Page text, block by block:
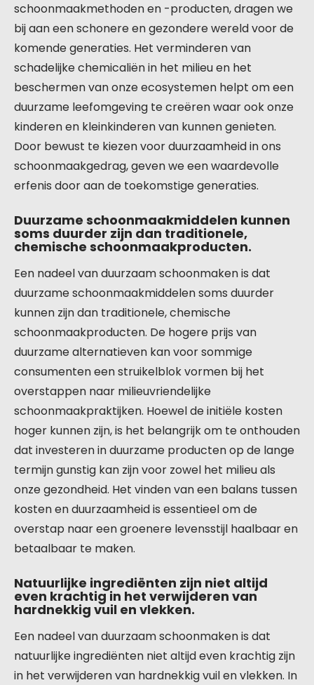
schoonmaakmethoden en -producten, dragen we
bij aan een schonere en gezondere wereld voor de
komende generaties. Het verminderen van
schadelijke chemicaliën in het milieu en het
beschermen van onze ecosystemen helpt om een
duurzame leefomgeving te creëren waar ook onze
kinderen en kleinkinderen van kunnen genieten.
Door bewust te kiezen voor duurzaamheid in ons
schoonmaakgedrag, geven we een waardevolle
erfenis door aan de toekomstige generaties.
Duurzame schoonmaakmiddelen kunnen
soms duurder zijn dan traditionele,
chemische schoonmaakproducten.
Een nadeel van duurzaam schoonmaken is dat
duurzame schoonmaakmiddelen soms duurder
kunnen zijn dan traditionele, chemische
schoonmaakproducten. De hogere prijs van
duurzame alternatieven kan voor sommige
consumenten een struikelblok vormen bij het
overstappen naar milieuvriendelijke
schoonmaakpraktijken. Hoewel de initiële kosten
hoger kunnen zijn, is het belangrijk om te onthouden
dat investeren in duurzame producten op de lange
termijn gunstig kan zijn voor zowel het milieu als
onze gezondheid. Het vinden van een balans tussen
kosten en duurzaamheid is essentieel om de
overstap naar een groenere levensstijl haalbaar en
betaalbaar te maken.
Natuurlijke ingrediënten zijn niet altijd
even krachtig in het verwijderen van
hardnekkig vuil en vlekken.
Een nadeel van duurzaam schoonmaken is dat
natuurlijke ingrediënten niet altijd even krachtig zijn
in het verwijderen van hardnekkig vuil en vlekken. In